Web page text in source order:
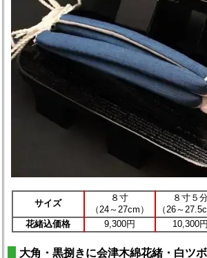
サイズ
８寸
（24～27cm）
８寸５
（26～
花緒込価格
9,300円 10,300円
大角・黒捌きに会津木綿花緒・白ツボ